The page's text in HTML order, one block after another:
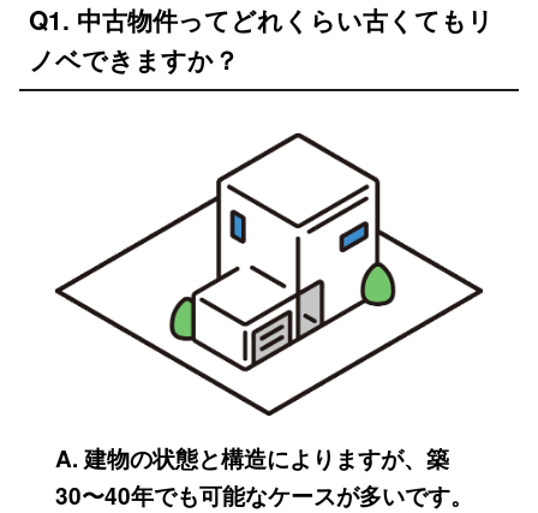
Q1. 中古物件ってどれくらい古くてもリ
ノベできますか？
A. 建物の状態と構造によりますが、築
30〜40年でも可能なケースが多いです。